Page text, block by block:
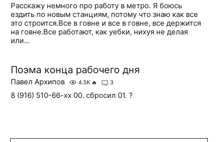
Расскажу немного про работу в метро. Я боюсь
ездить по новым станциям, потому что знаю как все
это строится.Все в говне и все в говне, все держится
на говне.Все работают, как уебки, нихуя не делая
или...
Поэма конца рабочего дня
Павел Архипов 4.5K 🔥 3
8 (916) 510-66-xx 00. сбросил 01. ?